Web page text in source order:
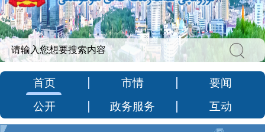
首页 市情
要闻
公开
政务服务 互动